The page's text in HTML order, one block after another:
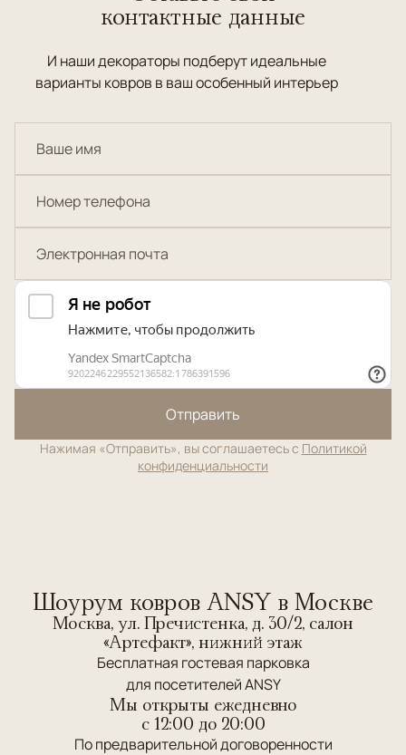
контактные данные
И наши декораторы подберут идеальные
варианты ковров в ваш особенный интерьер
Отправить
Нажимая «Отправить», вы соглашаетесь с Политикой
конфиденциальности
Шоурум ковров ANSY в Москве
Москва, ул. Пречистенка, д. 30/2, салон
«Артефакт», нижний этаж
Бесплатная гостевая парковка
для посетителей ANSY
Мы открыты ежедневно
c 12:00 до 20:00
По предварительной договоренности